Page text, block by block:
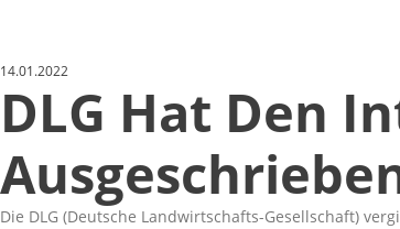
14.01.2022
DLG Hat Den
Die DLG (Deutsche Landwirtschafts-Gesellschaft)